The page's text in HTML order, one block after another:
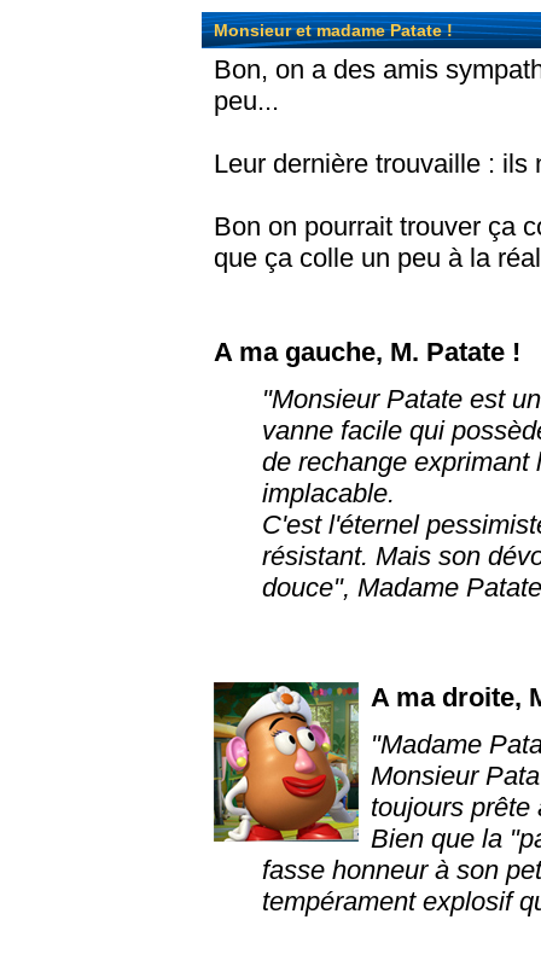
Monsieur et madame Patate !
Bon, on a des amis
peu...
Leur dernière trouvaille :
Bon on pourrait trouver ça
que ça colle un peu à la
A ma gauche, M. Patate !
"Monsieur Patate est
vanne facile qui
de rechange exprimant
implacable.
C'est l'éternel
résistant. Mais son
douce", Madame
A ma droite,
"Madame
Monsieur
toujours prête
Bien que la
fasse honneur à son
tempérament explosif